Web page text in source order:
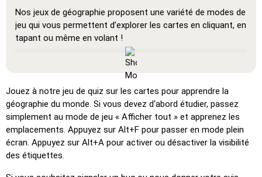
Nos jeux de géographie proposent une variété de modes de
jeu qui vous permettent d’explorer les cartes en cliquant, en
tapant ou même en volant !
: Un mode d’apprentissage où toutes les
localisations sont visibles sur la carte, facilitant ainsi
Cliquez sur (très facile): Fonctionne comme 'Cliquez
sur…', mais lorsque vous passez la souris sur un lieu, son
nom apparaît.
Cliquez sur (facile): Similaire à 'Cliquez sur…', mais trois
emplacements possibles sont mis en évidence pour
Jouez à notre jeu de quiz sur les cartes pour apprendre la
géographie du monde. Si vous devez d'abord étudier, passez
simplement au mode de jeu « Afficher tout » et apprenez les
emplacements. Appuyez sur Alt+F pour passer en mode plein
écran. Appuyez sur Alt+A pour activer ou désactiver la visibilité
des étiquettes.